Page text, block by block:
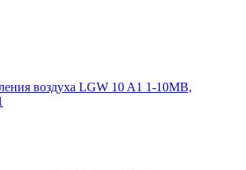
воздуха LGW 10 A1 1-10MB,